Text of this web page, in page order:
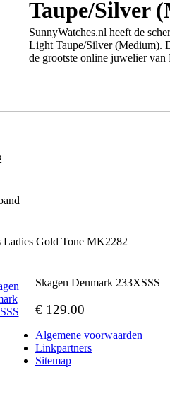
Taupe/Silver
SunnyWatches.nl heeft de
Light Taupe/Silver (Medium).
de grootste online juwelier
Gold Tone MK2282
Skagen Denmark 233XSSS
€ 129.00
Algemene voorwaarden
Linkpartners
Sitemap